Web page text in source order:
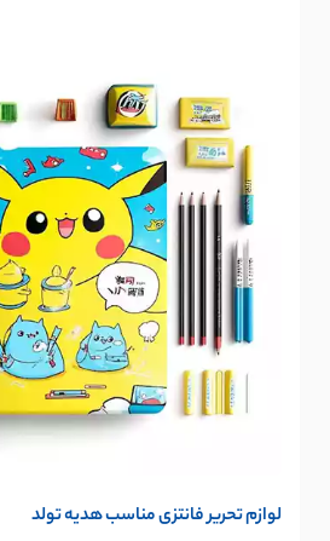
لوازم تحریر فانتزی مناسب هدیه تولد